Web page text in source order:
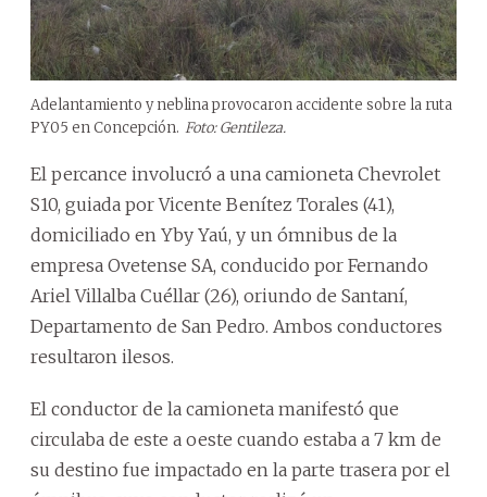
Adelantamiento y neblina provocaron accidente sobre la ruta
PY05 en Concepción. Foto: Gentileza.
El percance involucró a una camioneta Chevrolet
S10, guiada por Vicente Benítez Torales (41),
domiciliado en Yby Yaú, y un ómnibus de la
empresa Ovetense SA, conducido por Fernando
Ariel Villalba Cuéllar (26), oriundo de Santaní,
Departamento de San Pedro. Ambos conductores
resultaron ilesos.
El conductor de la camioneta manifestó que
circulaba de este a oeste cuando estaba a 7 km de
su destino fue impactado en la parte trasera por el